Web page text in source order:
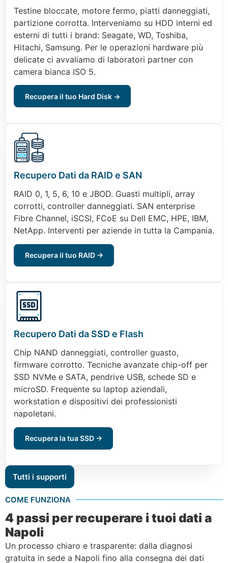
Testine bloccate, motore fermo, piatti danneggiati,
partizione corrotta. Interveniamo su HDD interni ed
esterni di tutti i brand: Seagate, WD, Toshiba,
Hitachi, Samsung. Per le operazioni hardware più
delicate ci avvaliamo di laboratori partner con
camera bianca ISO 5.
Recupera il tuo Hard Disk →
Recupero Dati da RAID e SAN
RAID 0, 1, 5, 6, 10 e JBOD. Guasti multipli, array
corrotti, controller danneggiati. SAN enterprise
Fibre Channel, iSCSI, FCoE su Dell EMC, HPE, IBM,
NetApp. Interventi per aziende in tutta la Campania.
Recupera il tuo RAID →
Recupero Dati da SSD e Flash
Chip NAND danneggiati, controller guasto,
firmware corrotto. Tecniche avanzate chip-off per
SSD NVMe e SATA, pendrive USB, schede SD e
microSD. Frequente su laptop aziendali,
workstation e dispositivi dei professionisti
napoletani.
Recupera la tua SSD →
Tutti i supporti
COME FUNZIONA
4 passi per recuperare i tuoi dati a
Napoli
Un processo chiaro e trasparente: dalla diagnosi
gratuita in sede a Napoli fino alla consegna dei dati